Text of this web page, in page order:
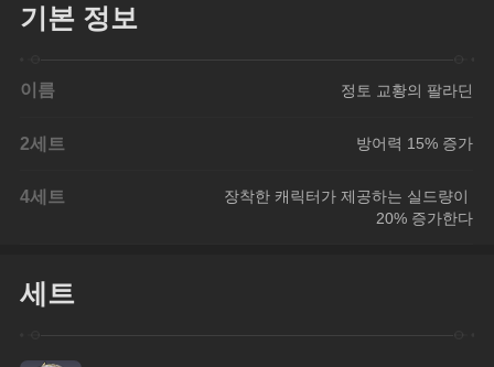
기본 정보
이름 정토 교황의 팔라딘
2세트 방어력 15% 증가
4세트
장착한 캐릭터가 제공하는 실드량이
20% 증가한다
세트